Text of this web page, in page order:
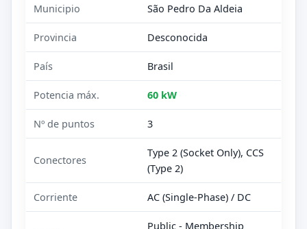
Municipio São Pedro Da Aldeia
Provincia Desconocida
País Brasil
Potencia máx. 60 kW
Nº de puntos 3
Conectores
Type 2 (Socket Only), CCS
(Type 2)
Corriente AC (Single-Phase) / DC
Public - Membership